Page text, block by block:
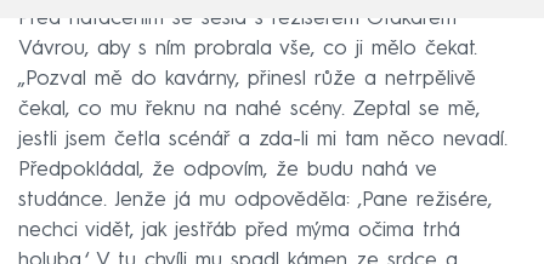
Před natáčením se sešla s režisérem Otakarem
Vávrou, aby s ním probrala vše, co ji mělo čekat.
„Pozval mě do kavárny, přinesl růže a netrpělivě
čekal, co mu řeknu na nahé scény. Zeptal se mě,
jestli jsem četla scénář a zda-li mi tam něco nevadí.
Předpokládal, že odpovím, že budu nahá ve
studánce. Jenže já mu odpověděla: ‚Pane režisére,
nechci vidět, jak jestřáb před mýma očima trhá